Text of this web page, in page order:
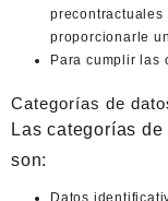
precontractuales
proporcionarle
Para cumplir las
Categorías de
Las categorías
son:
Datos